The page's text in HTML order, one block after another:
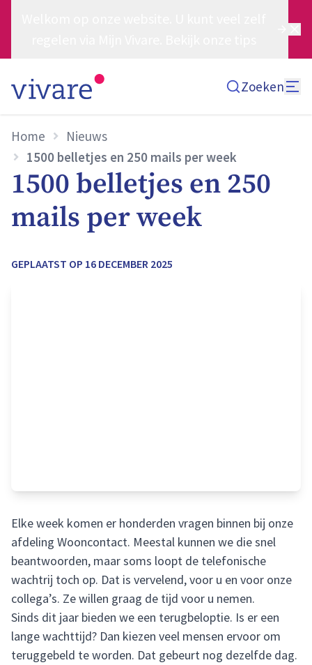
Zoeken
Home
Nieuws
1500 belletjes en 250 mails per week
1500 belletjes en 250
mails per week
GEPLAATST OP 16 DECEMBER 2025
Elke week komen er honderden vragen binnen bij onze
afdeling Wooncontact. Meestal kunnen we die snel
beantwoorden, maar soms loopt de telefonische
wachtrij toch op. Dat is vervelend, voor u en voor onze
collega’s. Ze willen graag de tijd voor u nemen.
Sinds dit jaar bieden we een terugbeloptie. Is er een
lange wachttijd? Dan kiezen veel mensen ervoor om
teruggebeld te worden. Dat gebeurt nog dezelfde dag.